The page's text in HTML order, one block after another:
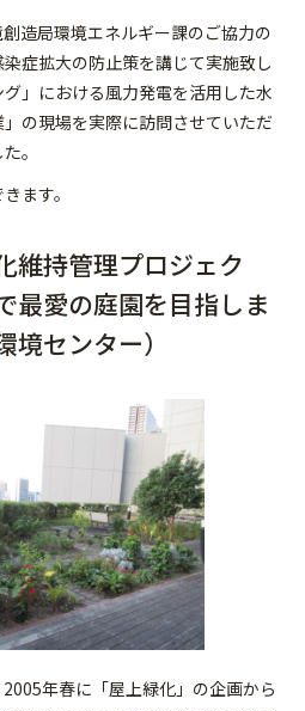
造局環境エネルギー課のご協力の
症拡大の防止策を講じて実施致し
」における風力発電を活用した水
の現場を実際に訪問させていただ
。
ます。
維持管理プロジェク
愛の庭園を目指しま
センター）
年春に「屋上緑化」の企画から